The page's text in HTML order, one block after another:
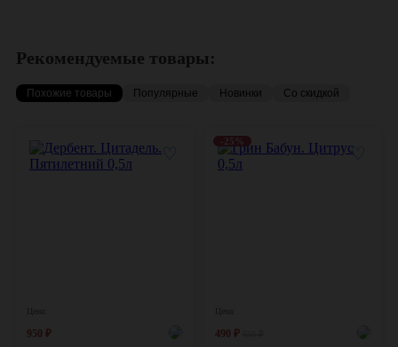
Рекомендуемые товары:
Похожие товары Популярные Новинки Со скидкой
950 ₽
-25%
♡
490 ₽